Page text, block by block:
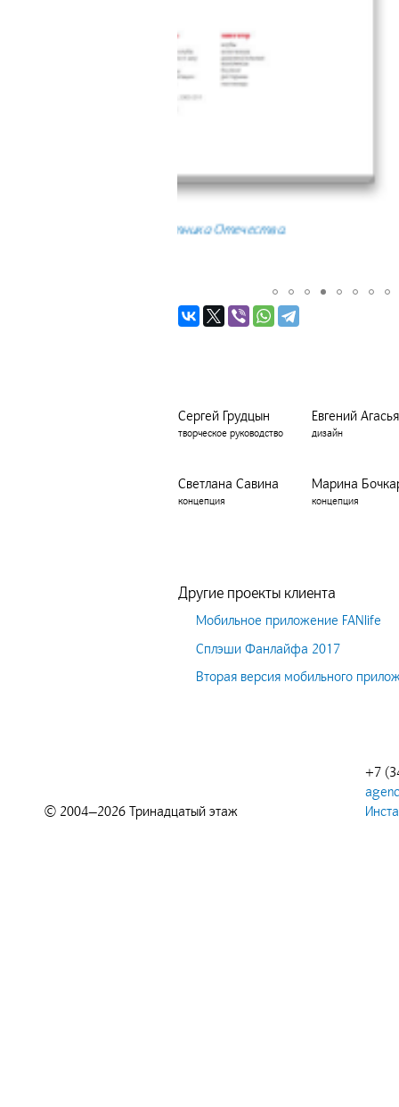
Сергей Грудцын
творческое руководство
Евгений
дизайн
Светлана Савина
концепция
Марина
концепция
Другие проекты клиента
Мобильное приложение FANlife
Сплэши Фанлайфа 2017
Вторая версия мобильного
© 2004—2026 Тринадцатый этаж
+7